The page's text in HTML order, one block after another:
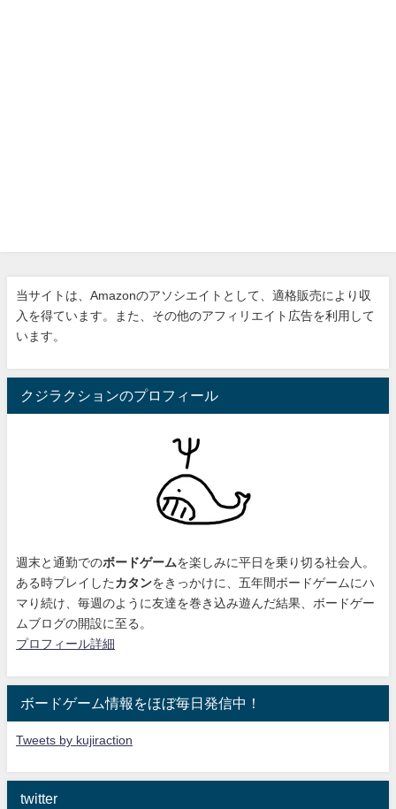
当サイトは、Amazonのアソシエイトとして、適格販売により収
入を得ています。また、その他のアフィリエイト広告を利用して
います。
クジラクションのプロフィール
週末と通勤でのボードゲームを楽しみに平日を乗り切る社会人。
ある時プレイした カタンをきっかけに、 五年間ボードゲームにハ
マり続け 、毎週のように友達を巻き込み遊んだ結果、ボードゲー
ムブログの開設に至る。
プロフィール詳細
ボードゲーム情報をほぼ毎日発信中！
Tweets by kujiraction
twitter